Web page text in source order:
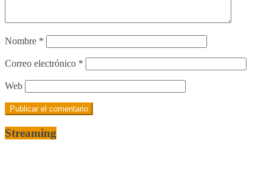
Nombre *
Correo electrónico *
Web
Streaming